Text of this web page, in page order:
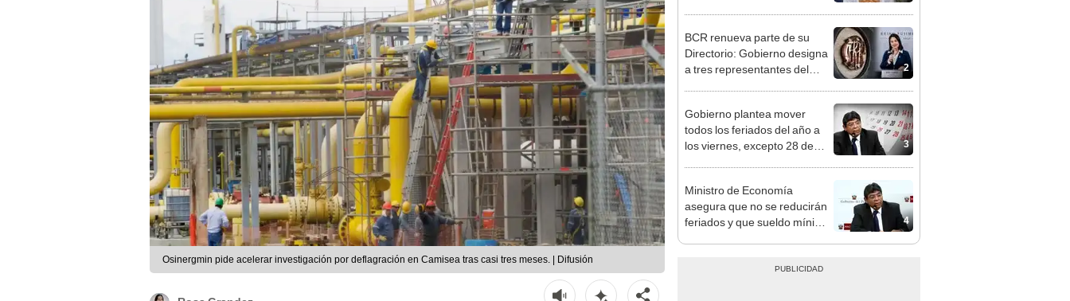
Osinergmin pide acelerar investigación por deflagración en Camisea tras casi tres meses. | Difusión
2
BCR renueva parte de su
Directorio: Gobierno designa
a tres representantes del
3
Gobierno plantea mover
todos los feriados del año a
los viernes, excepto 28 de
4
Ministro de Economía
asegura que no se reducirán
feriados y que sueldo mínimo